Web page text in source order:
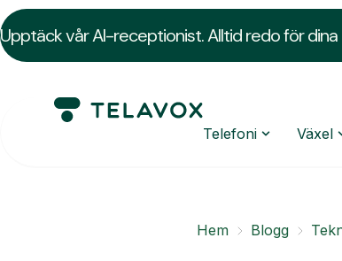
Upptäck vår AI-receptionist. Alltid redo för dina
Telefoni Växel
Hem Blogg